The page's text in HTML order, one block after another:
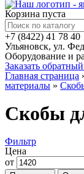
Корзина пуста
+7 (8422) 41 78 40
Ульяновск, ул.
Оборудование и
Заказать
Главная страница
материалы »
Скобы
Фильтр
Цена
от